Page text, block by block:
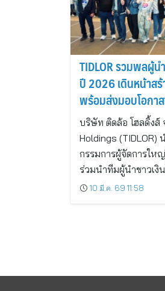
TIDLOR รวมพลผู้
ปี 2026 เดินหน้าส
พร้อมส่งมอบโอกา
เพื่อยกระดับชีวิตค
บริษัท ติดล้อ โฮลดิ้งส์
Holdings (TIDLOR)
กรรมการผู้จัดการใ
ร่วมนำทีมผู้นำชาวเงิ
10 มี.ค. 69 11:58